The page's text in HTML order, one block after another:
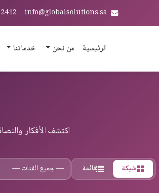
info@globalsolutions.sa
الرئيسية من نحن خدماتنا
اكتشف الأفكار
شبكة قائمة